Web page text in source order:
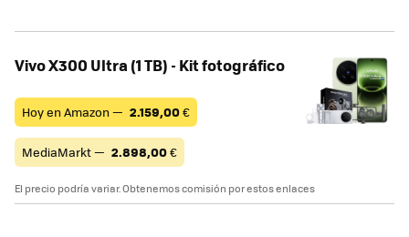
Vivo X300 Ultra (1 TB) - Kit fotográfico
Hoy en Amazon — 2.159,00€
MediaMarkt — 2.898,00€
El precio podría variar. Obtenemos comisión por estos enlaces